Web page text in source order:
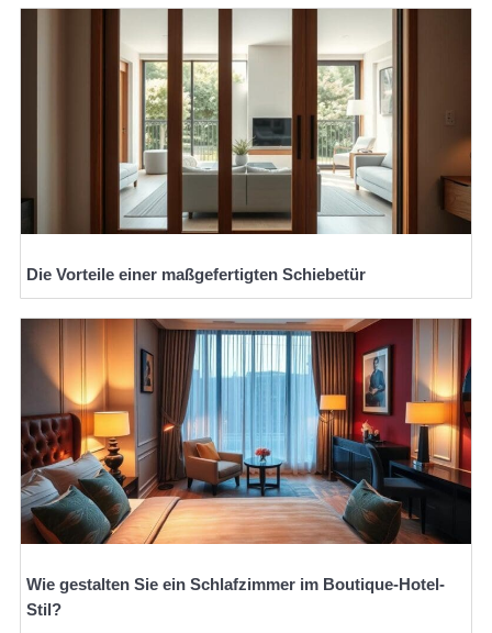
Die Vorteile einer maßgefertigten Schiebetür
Wie gestalten Sie ein Schlafzimmer im Boutique-Hotel-
Stil?